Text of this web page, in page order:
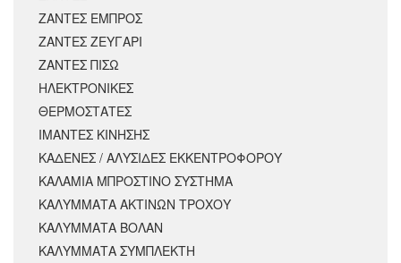
ΖΑΝΤΕΣ ΕΜΠΡΟΣ
ΖΑΝΤΕΣ ΖΕΥΓΑΡΙ
ΖΑΝΤΕΣ ΠΙΣΩ
ΗΛΕΚΤΡΟΝΙΚΕΣ
ΘΕΡΜΟΣΤΑΤΕΣ
ΙΜΑΝΤΕΣ ΚΙΝΗΣΗΣ
ΚΑΔΕΝΕΣ / ΑΛΥΣΙΔΕΣ ΕΚΚΕΝΤΡΟΦΟΡΟΥ
ΚΑΛΑΜΙΑ ΜΠΡΟΣΤΙΝΟ ΣΥΣΤΗΜΑ
ΚΑΛΥΜΜΑΤΑ ΑΚΤΙΝΩΝ ΤΡΟΧΟΥ
ΚΑΛΥΜΜΑΤΑ ΒΟΛΑΝ
ΚΑΛΥΜΜΑΤΑ ΣΥΜΠΛΕΚΤΗ